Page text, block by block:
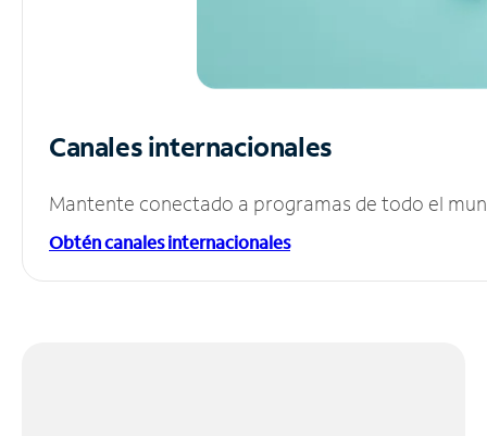
Canales internacionales
Mantente conectado a programas de todo el
Obtén canales internacionales